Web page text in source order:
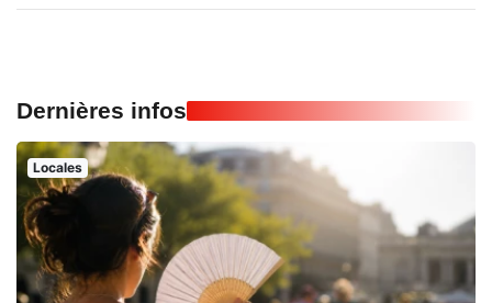
Dernières infos
Locales